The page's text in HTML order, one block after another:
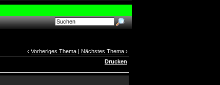
‹ Vorheriges Thema | Nächstes Thema ›
Drucken